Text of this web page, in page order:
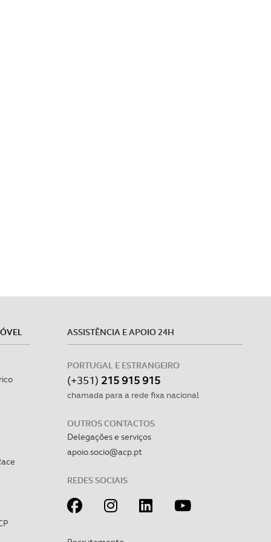
ASSISTÊNCIA E APOIO 24H
PORTUGAL E ESTRANGEIRO
(+351) 215 915 915
chamada para a rede fixa nacional
OUTROS CONTACTOS
Delegações e serviços
apoio.socio@acp.pt
REDES SOCIAIS